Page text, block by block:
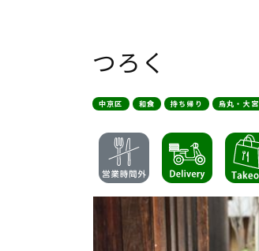
つろく
中京区 和食 持ち帰り 烏丸・大宮